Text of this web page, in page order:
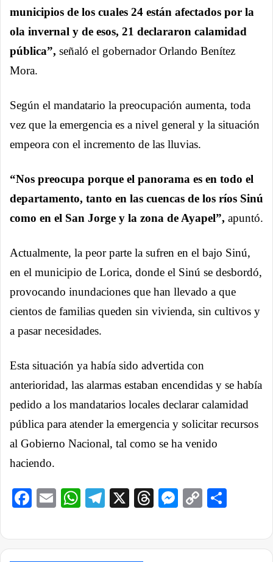
municipios de los cuales 24 están afectados por la
ola invernal y de esos, 21 declararon calamidad
pública”, señaló el gobernador Orlando Benítez
Mora.
Según el mandatario la preocupación aumenta, toda
vez que la emergencia es a nivel general y la situación
empeora con el incremento de las lluvias.
“Nos preocupa porque el panorama es en todo el
departamento, tanto en las cuencas de los ríos Sinú
como en el San Jorge y la zona de Ayapel”, apuntó.
Actualmente, la peor parte la sufren en el bajo Sinú,
en el municipio de Lorica, donde el Sinú se desbordó,
provocando inundaciones que han llevado a que
cientos de familias queden sin vivienda, sin cultivos y
a pasar necesidades.
Esta situación ya había sido advertida con
anterioridad, las alarmas estaban encendidas y se había
pedido a los mandatarios locales declarar calamidad
pública para atender la emergencia y solicitar recursos
al Gobierno Nacional, tal como se ha venido
haciendo.
Facebook
EmailWhatsApp
Telegram
X ThreadsCopy